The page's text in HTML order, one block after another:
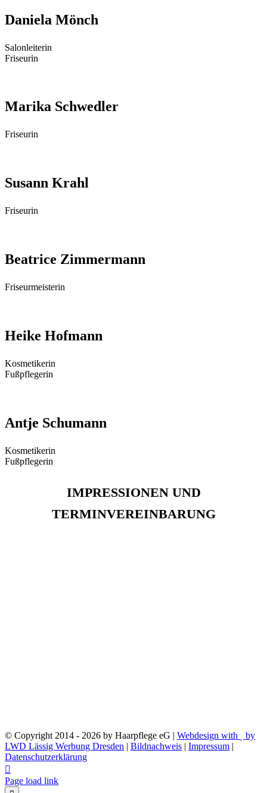
Daniela Mönch
Salon­lei­te­rin
Friseurin
Marika Schwedler
Fri­seu­rin
Susann Krahl
Fri­seu­rin
Beatrice Zimmermann
Fri­seur­meis­te­rin
Heike Hofmann
Kos­me­ti­ke­rin
Fußpflegerin
Antje Schumann
Kos­me­ti­ke­rin
Fußpflegerin
IMPRESSIONEN UND
TERMINVEREINBARUNG
© Copyright 2014 - 2026 by Haarpflege eG | Webdesign with
by
LWD Lässig Werbung Dresden | Bildnachweis | Impressum |
Datenschutzerklärung
Facebook
Instagram
Page load link